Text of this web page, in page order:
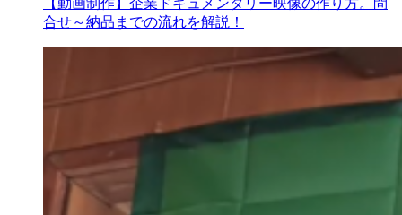
【動画制作】企業ドキュメンタリー映像の作り方。問
合せ～納品までの流れを解説！